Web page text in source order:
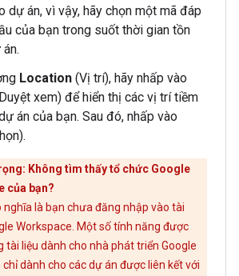
dự án, vì vậy, hãy chọn một mã đáp
của bạn trong suốt thời gian tồn
Location (Vị trí), hãy nhấp vào
xem) để hiển thị các vị trí tiềm
án của bạn. Sau đó, nhấp vào
Không tìm thấy tổ chức Google
của bạn?
nghĩa là bạn chưa đăng nhập vào tài
Workspace. Một số tính năng được
tài liệu dành cho nhà phát triển Google
dành cho các dự án được liên kết với